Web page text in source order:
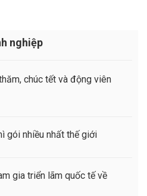
nghiệp
chúc tết và động viên
gói nhiều nhất thế giới
gia triển lãm quốc tế về